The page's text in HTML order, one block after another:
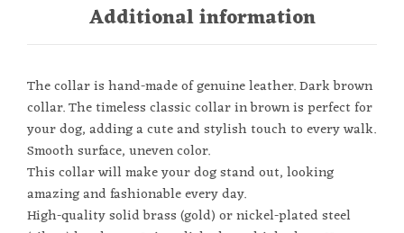
Additional information
The collar is hand-made of genuine leather. Dark brown
collar. The timeless classic collar in brown is perfect for
your dog, adding a cute and stylish touch to every walk.
Smooth surface, uneven color.
This collar will make your dog stand out, looking
amazing and fashionable every day.
High-quality solid brass (gold) or nickel-plated steel